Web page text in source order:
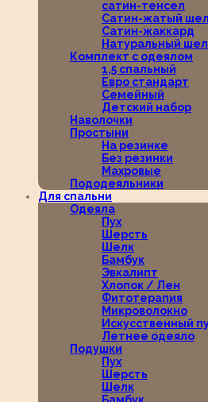
сатин-тенсел
Сатин-жатый
Сатин-жаккард
Натуральный
Комплект с одеялом
1,5 спальный
Евро стандарт
Семейный
Детский набор
Наволочки
Простыни
На резинке
Без резинки
Махровые
Пододеяльники
Для спальни
Одеяла
Пух
Шерсть
Шелк
Бамбук
Эвкалипт
Хлопок / Лен
Фитотерапия
Микроволокно
Искусственный
Летнее одеяло
Подушки
Пух
Шерсть
Шелк